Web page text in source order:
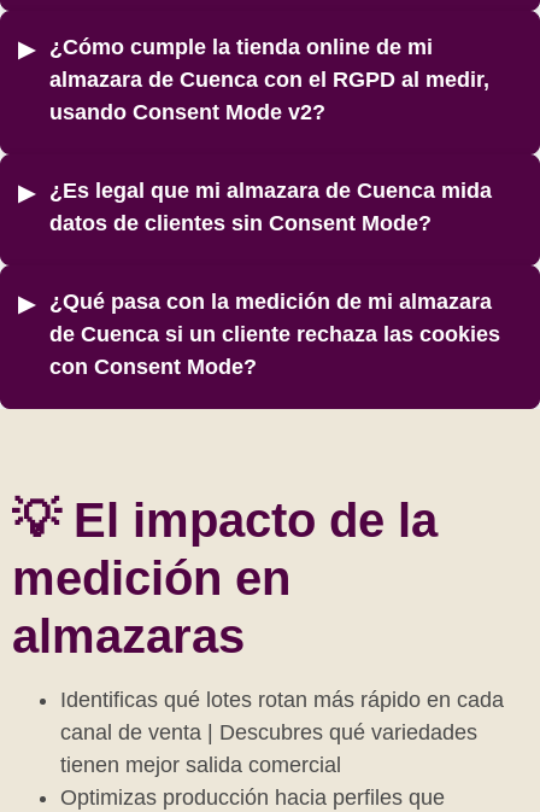
¿Cómo cumple la tienda online de mi
almazara de Cuenca con el RGPD al medir,
usando Consent Mode v2?
¿Es legal que mi almazara de Cuenca mida
datos de clientes sin Consent Mode?
¿Qué pasa con la medición de mi almazara
de Cuenca si un cliente rechaza las cookies
con Consent Mode?
💡 El impacto de la
medición en
almazaras
Identificas qué lotes rotan más rápido en cada
canal de venta | Descubres qué variedades
tienen mejor salida comercial
Optimizas producción hacia perfiles que